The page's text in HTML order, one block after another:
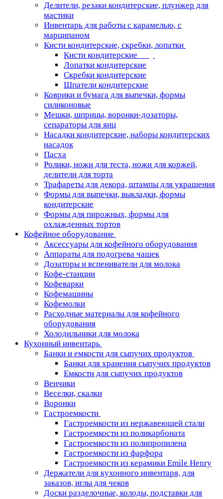
Делители, резаки кондитерские, плунжер для
мастики
Инвентарь для работы с карамелью, с
марципаном
Кисти кондитерские, скребки, лопатки
Кисти кондитерские
Лопатки кондитерские
Скребки кондитерские
Шпатели кондитерские
Коврики и бумага для выпечки, формы
силиконовые
Мешки, шприцы, воронки-дозаторы,
сепараторы для яиц
Насадки кондитерские, наборы кондитерских
насадок
Пасха
Ролики, ножи для теста, ножи для коржей,
делители для торта
Трафареты для декора, штампы для украшения
Формы для выпечки, выкладки, формы
кондитерские
Формы для пирожных, формы для
охлажденных тортов
Кофейное оборудование
Аксессуары для кофейного оборудования
Аппараты для подогрева чашек
Дозаторы и вспениватели для молока
Кофе-станции
Кофеварки
Кофемашины
Кофемолки
Расходные материалы для кофейного
оборудования
Холодильники для молока
Кухонный инвентарь
Банки и емкости для сыпучих продуктов
Банки для хранения сыпучих продуктов
Емкости для сыпучих продуктов
Венчики
Веселки, скалки
Воронки
Гастроемкости
Гастроемкости из нержавеющей стали
Гастроемкости из поликарбоната
Гастроемкости из полипропилена
Гастроемкости из фарфора
Гастроемкости из керамики Emile Henry
Держатели для кухонного инвентаря, для
заказов, иглы для чеков
Доски разделочные, колоды, подставки для